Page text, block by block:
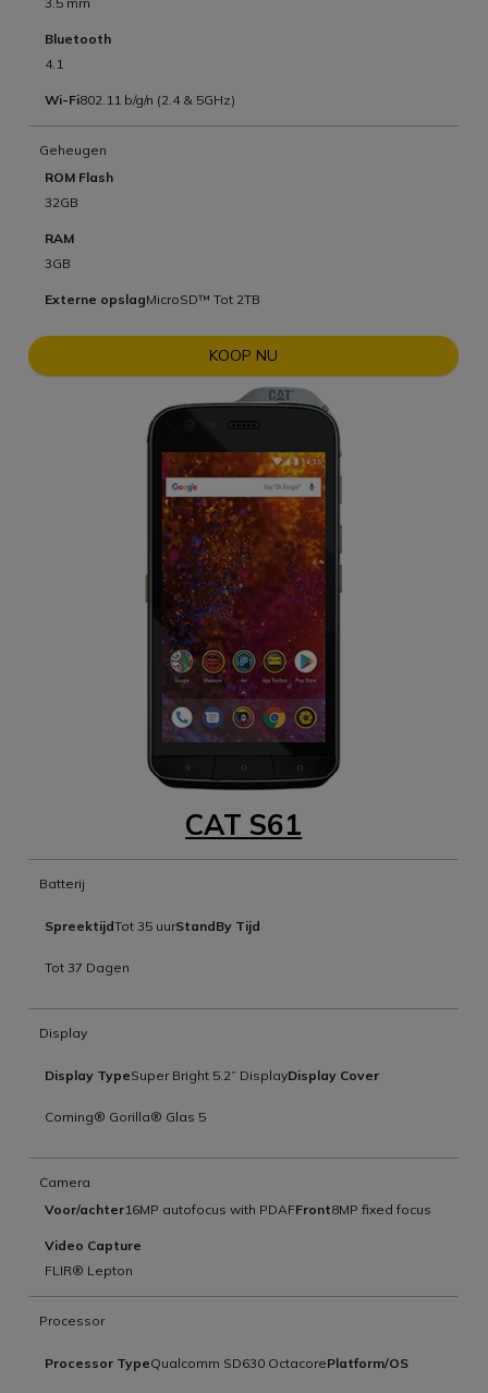
Bluetooth
4.1
Wi-Fi802.11 b/g/n (2.4 & 5GHz)
Geheugen
ROM Flash
32GB
RAM
3GB
Externe opslagMicroSD™ Tot 2TB
KOOP NU
CAT S61
Batterij
SpreektijdTot 35 uurStandBy Tijd
Tot 37 Dagen
Display
Display TypeSuper Bright 5.2” DisplayDisplay Cover
Corning® Gorilla® Glas 5
Camera
Voor/achter16MP autofocus with PDAFFront8MP fixed focus
Video Capture
FLIR® Lepton
Processor
Processor TypeQualcomm SD630 OctacorePlatform/OS